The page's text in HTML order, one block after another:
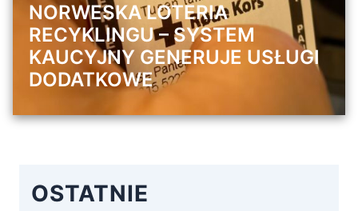
NORWESKA LOTERIA
RECYKLINGU – SYSTEM
KAUCYJNY GENERUJE USŁUGI
DODATKOWE
OSTATNIE